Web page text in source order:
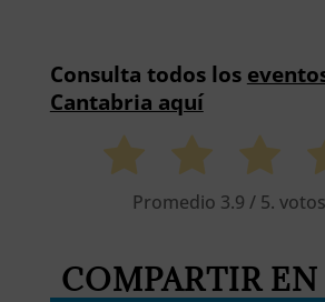
Consulta todos los
Cantabria aquí
Promedio 3.9 / 5.
COMPARTIR EN